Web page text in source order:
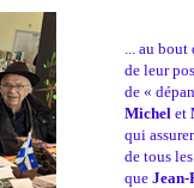
... au
de leur
de «
Michel et
qui
de tous
que